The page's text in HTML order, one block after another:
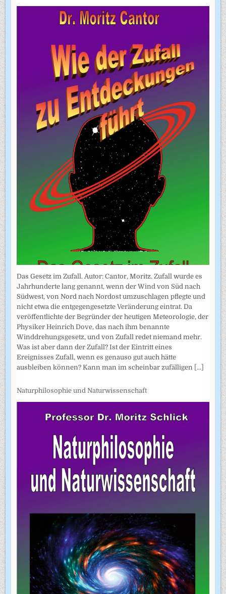
Das Gesetz im Zufall. Autor: Cantor, Moritz. Zufall wurde es
Jahrhunderte lang genannt, wenn der Wind von Süd nach
Südwest, von Nord nach Nordost umzuschlagen pflegte und
nicht etwa die entgegengesetzte Veränderung eintrat. Da
veröffentlichte der Begründer der heutigen Meteorologie, der
Physiker Heinrich Dove, das nach ihm benannte
Winddrehungsgesetz, und von Zufall redet niemand mehr.
Was ist aber dann der Zufall? Ist der Eintritt eines
Ereignisses Zufall, wenn es genauso gut auch hätte
ausbleiben können? Kann man im scheinbar zufälligen [...]
Naturphilosophie und Naturwissenschaft